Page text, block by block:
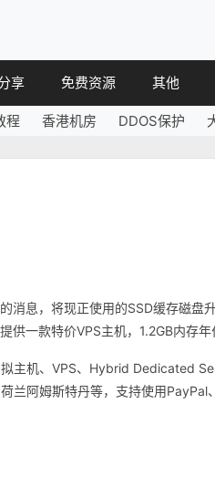
享
程
免费资源
免费空间
其他
简讯
程 香港机房 DDOS保护
息，将现正使用的SSD缓存磁盘
一款特价VPS主机，1.2GB内存年
主机、VPS、Hybrid Dedicated
阿姆斯特丹等，支持使用PayPal